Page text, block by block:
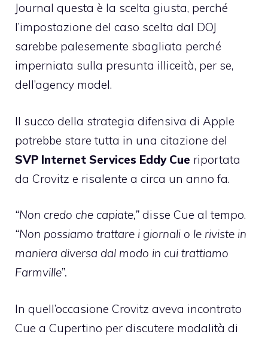
Journal questa è la scelta giusta, perché
l’impostazione del caso scelta dal DOJ
sarebbe palesemente sbagliata perché
imperniata sulla presunta illiceità, per se,
dell’agency model.
Il succo della strategia difensiva di Apple
potrebbe stare tutta in una citazione del
SVP Internet Services Eddy Cue riportata
da Crovitz e risalente a circa un anno fa.
“Non credo che capiate,” disse Cue al tempo.
“Non possiamo trattare i giornali o le riviste in
maniera diversa dal modo in cui trattiamo
Farmville”.
In quell’occasione Crovitz aveva incontrato
Cue a Cupertino per discutere modalità di